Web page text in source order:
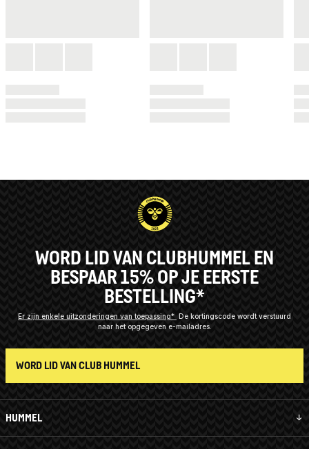
HUMMEL
WORD LID VAN CLUBHUMMEL EN
BESPAAR 15% OP JE EERSTE
BESTELLING*
Er zijn enkele uitzonderingen van toepassing* De kortingscode wordt verstuurd
naar het opgegeven e-mailadres.
WORD LID VAN CLUB HUMMEL